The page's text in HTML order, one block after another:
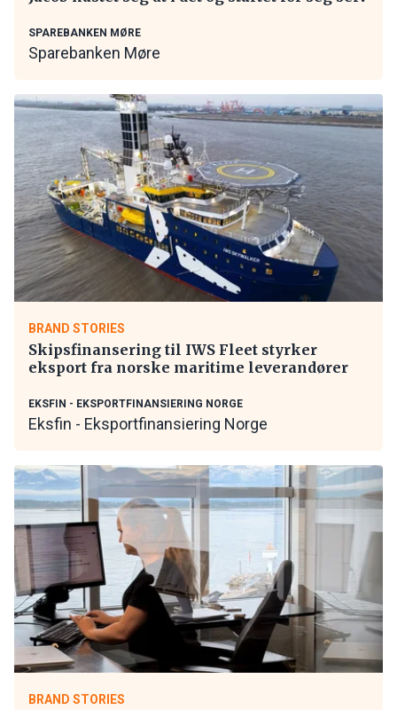
SPAREBANKEN MØRE
Sparebanken Møre
BRAND STORIES
Skipsfinansering til IWS Fleet styrker
eksport fra norske maritime leverandører
EKSFIN - EKSPORTFINANSIERING NORGE
Eksfin - Eksportfinansiering Norge
BRAND STORIES